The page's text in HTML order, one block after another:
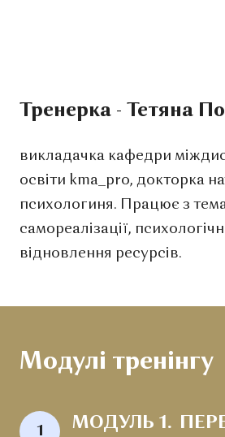
Тренерка - Тетяна
викладачка кафедри
освіти kma_pro, докторка
психологиня. Працює з
самореалізації,
відновлення ресурсів.
Модулі тренінгу
1
МОДУЛЬ 1.